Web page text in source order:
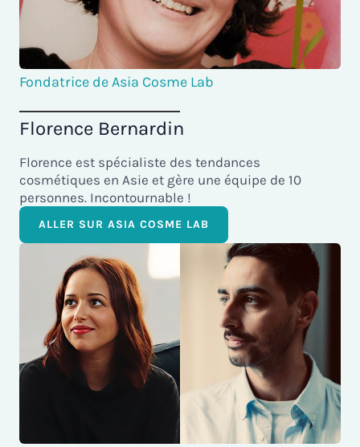
Fondatrice de Asia Cosme Lab
Florence Bernardin
Florence est spécialiste des tendances
cosmétiques en Asie et gère une équipe de 10
personnes. Incontournable !
ALLER SUR ASIA COSME LAB